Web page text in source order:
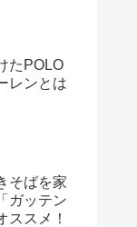
たPOLO
レンとは
そばを家
ガッテン
ススメ！